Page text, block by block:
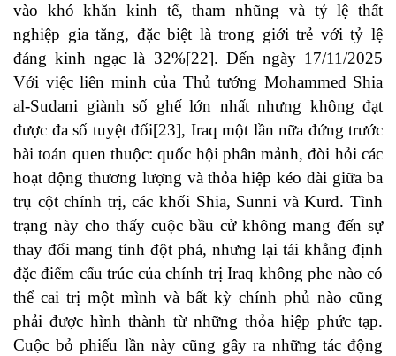
vào khó khăn kinh tế, tham nhũng và tỷ lệ thất
nghiệp gia tăng, đặc biệt là trong giới trẻ với tỷ lệ
đáng kinh ngạc là 32%[22]. Đến ngày 17/11/2025
Với việc liên minh của Thủ tướng Mohammed Shia
al-Sudani giành số ghế lớn nhất nhưng không đạt
được đa số tuyệt đối[23], Iraq một lần nữa đứng trước
bài toán quen thuộc: quốc hội phân mảnh, đòi hỏi các
hoạt động thương lượng và thỏa hiệp kéo dài giữa ba
trụ cột chính trị, các khối Shia, Sunni và Kurd. Tình
trạng này cho thấy cuộc bầu cử không mang đến sự
thay đổi mang tính đột phá, nhưng lại tái khẳng định
đặc điểm cấu trúc của chính trị Iraq không phe nào có
thể cai trị một mình và bất kỳ chính phủ nào cũng
phải được hình thành từ những thỏa hiệp phức tạp.
Cuộc bỏ phiếu lần này cũng gây ra những tác động